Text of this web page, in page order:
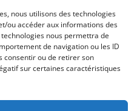
nous utilisons des technologies
ou accéder aux informations des
nous permettra de
de navigation ou les ID
consentir ou de retirer son
sur certaines caractéristiques
×